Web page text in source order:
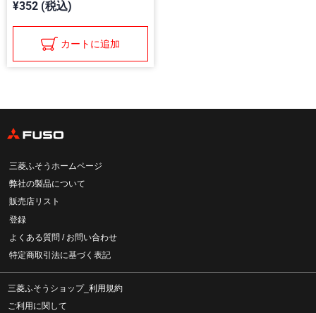
¥352 (税込)
カートに追加
三菱ふそうホームページ
弊社の製品について
販売店リスト
登録
よくある質問 / お問い合わせ
特定商取引法に基づく表記
三菱ふそうショップ_利用規約
ご利用に関して